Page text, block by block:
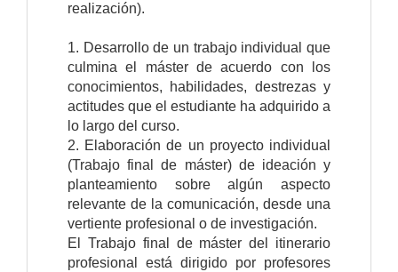
realización).
1. Desarrollo de un trabajo individual que
culmina el máster de acuerdo con los
conocimientos, habilidades, destrezas y
actitudes que el estudiante ha adquirido a
lo largo del curso.
2. Elaboración de un proyecto individual
(Trabajo final de máster) de ideación y
planteamiento sobre algún aspecto
relevante de la comunicación, desde una
vertiente profesional o de investigación.
El Trabajo final de máster del itinerario
profesional está dirigido por profesores